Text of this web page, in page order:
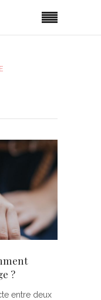
?
entre deux